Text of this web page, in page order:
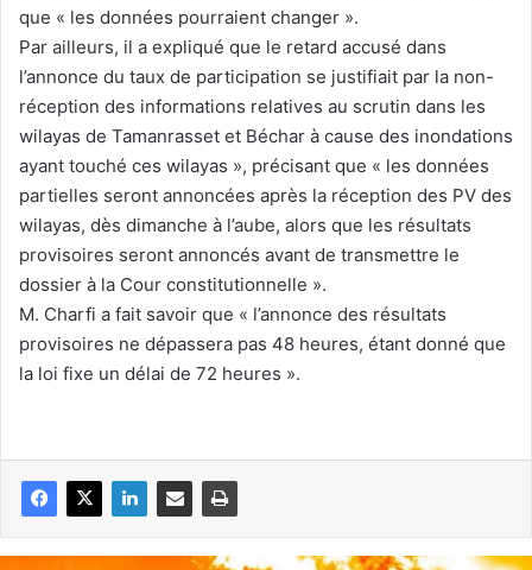
que « les données pourraient changer ».
Par ailleurs, il a expliqué que le retard accusé dans
l’annonce du taux de participation se justifiait par la non-
réception des informations relatives au scrutin dans les
wilayas de Tamanrasset et Béchar à cause des inondations
ayant touché ces wilayas », précisant que « les données
partielles seront annoncées après la réception des PV des
wilayas, dès dimanche à l’aube, alors que les résultats
provisoires seront annoncés avant de transmettre le
dossier à la Cour constitutionnelle ».
M. Charfi a fait savoir que « l’annonce des résultats
provisoires ne dépassera pas 48 heures, étant donné que
la loi fixe un délai de 72 heures ».